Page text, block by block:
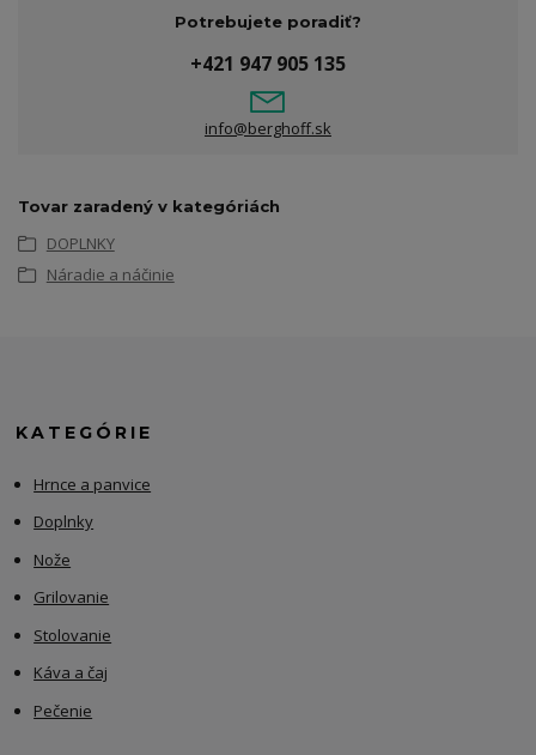
Potrebujete poradiť?
+421 947 905 135
info@berghoff.sk
Tovar zaradený v kategóriách
DOPLNKY
Náradie a náčinie
KATEGÓRIE
Hrnce a panvice
Doplnky
Nože
Grilovanie
Stolovanie
Káva a čaj
Pečenie